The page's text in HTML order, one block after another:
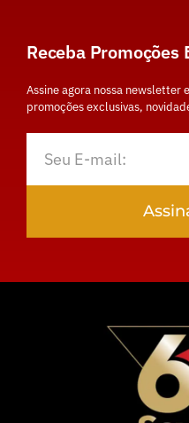
Receba Promoções
Assine agora nossa newsletter
promoções exclusivas,